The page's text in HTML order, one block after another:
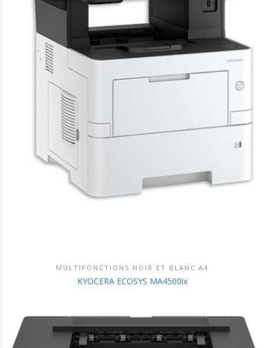
DÉCOUVRIR CE PRODUIT
MULTIFONCTIONS NOIR ET BLANC A4
KYOCERA ECOSYS MA4500ix